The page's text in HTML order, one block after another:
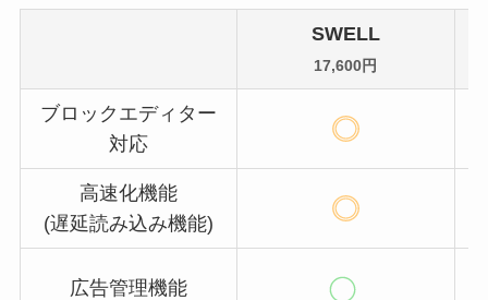
SWELL
17,600円
ブロックエディター
対応
高速化機能
(遅延読み込み機能)
広告管理機能